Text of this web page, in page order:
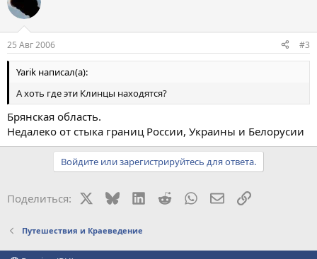
25 Авг 2006 #3
Yarik написал(а):
А хоть где эти Клинцы находятся?
Брянская область.
Недалеко от стыка границ России, Украины и Белорусии
Войдите или зарегистрируйтесь для ответа.
Поделиться: BlueskyLinkedIn
RedditWhatsAppЭлектронная
Ссылка
Путешествия и Краеведение